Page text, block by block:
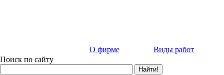
О фирме
Виды работ
Поиск по сайту